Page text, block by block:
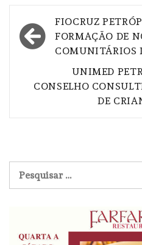
Navegação
de
FIOCRUZ
FORMAÇÃO DE
COMUNITÁRIOS
UNIMED
CONSELHO
DE